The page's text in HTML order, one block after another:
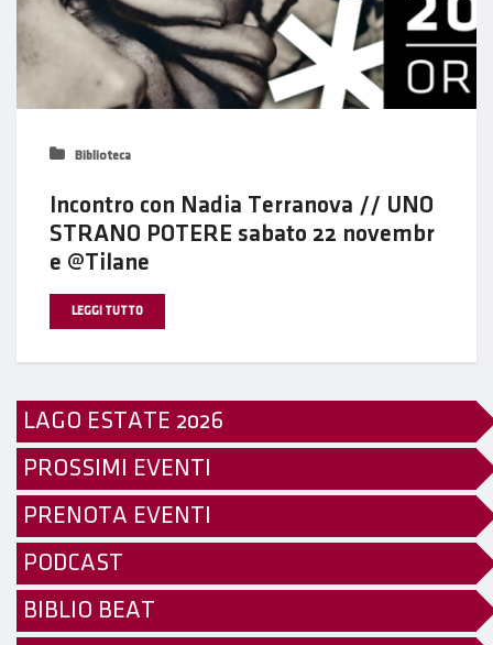
Biblioteca
Incontro con Nadia Terranova // UNO
STRANO POTERE sabato 22 novembr
e @Tilane
LEGGI TUTTO
LAGO ESTATE 2026
PROSSIMI EVENTI
PRENOTA EVENTI
PODCAST
BIBLIO BEAT